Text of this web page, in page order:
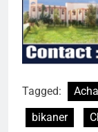
Tagged:
bikaner